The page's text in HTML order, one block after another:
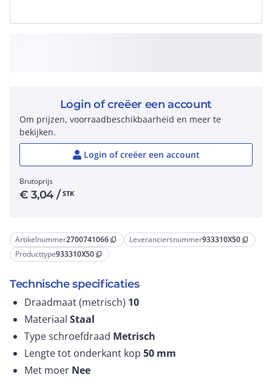
Artikelnummer2700741066 content_copy Leveranciersnummer933310X50 content_copy
Producttype933310X50 content_copy
Technische specificaties
Draadmaat (metrisch) 10
Materiaal Staal
Type schroefdraad Metrisch
Lengte tot onderkant kop 50 mm
Met moer Nee
Login of creëer een account
Om prijzen, voorraadbeschikbaarheid en meer te
bekijken.
Login of creëer een account
Brutoprijs
€3,04 / STK